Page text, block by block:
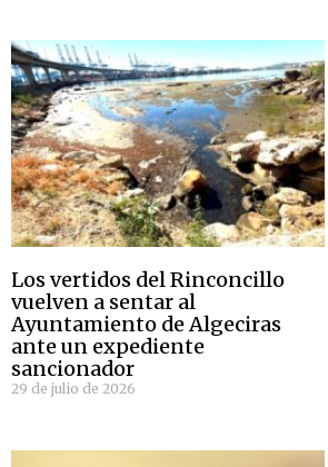
Los vertidos del Rinconcillo
vuelven a sentar al
Ayuntamiento de Algeciras
ante un expediente
sancionador
29 de julio de 2026